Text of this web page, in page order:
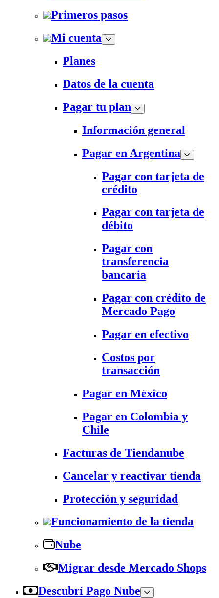
Primeros pasos
Mi cuenta
Planes
Datos de la cuenta
Pagar tu plan
Información general
Pagar en Argentina
Pagar con tarjeta de
crédito
Pagar con tarjeta de
débito
Pagar con
transferencia
bancaria
Pagar con crédito de
Mercado Pago
Pagar en efectivo
Costos por
transacción
Pagar en México
Pagar en Colombia y
Chile
Facturas de Tiendanube
Cancelar y reactivar tienda
Protección y seguridad
Funcionamiento de la tienda
Nube
Migrar desde Mercado Shops
Descubrí Pago Nube